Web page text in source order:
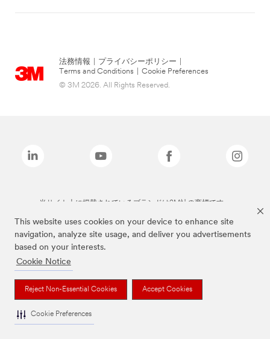
This website uses cookies on your device to enhance site
navigation, analyze site usage, and deliver you advertisements
based on your interests.
Cookie Notice
Reject Non-Essential Cookies Accept Cookies
Cookie Preferences
法務情報 プライバシーポリシー
Terms and Conditions
Cookie Preferences
© 3M 2026. All Rights Reserved.
当サイト上に掲載されているブランドは3M社の商標です。